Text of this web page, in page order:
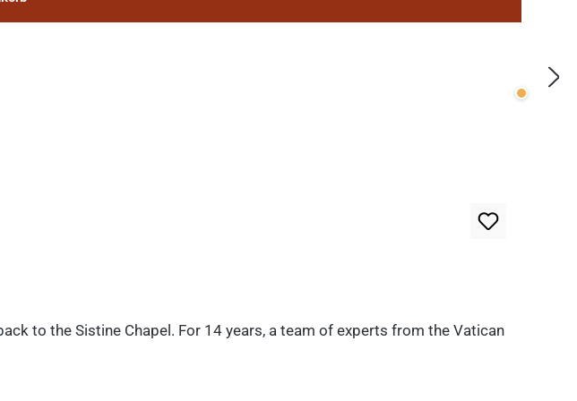
Wenige
to the Sistine Chapel. For 14 years, a team of experts from the Vatican